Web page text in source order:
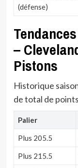
(défense)
–
Pistons
Historique
de total de
Palier
Plus 205.5
Plus 215.5